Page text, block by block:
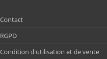
Contact
RGPD
Condition d'utilisation et de vente